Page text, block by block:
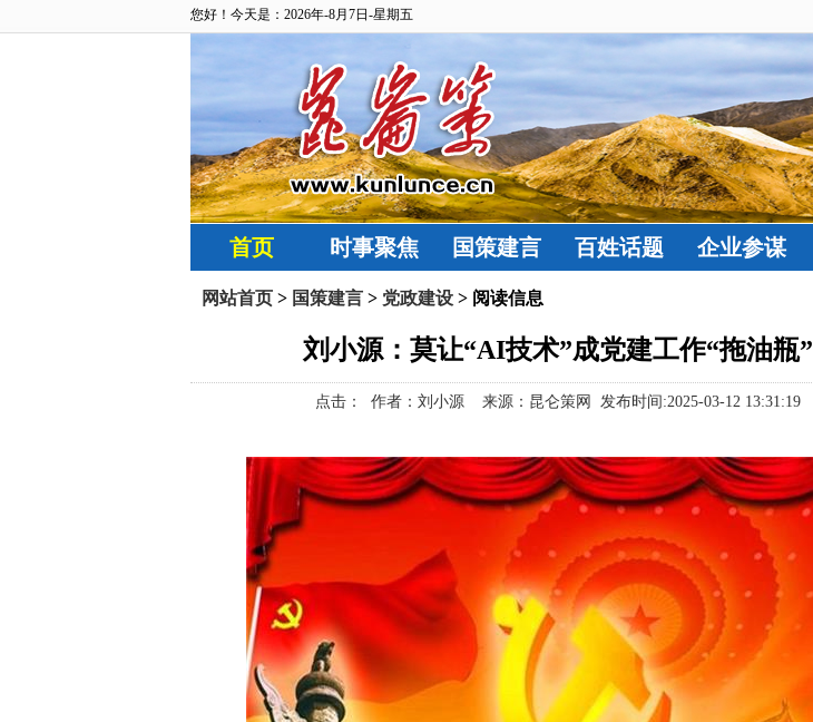
您好！今天是：2026年-8月7日-星期五
首页 时事聚焦 国策建言 百姓话题 企业参谋
网站首页 > 国策建言 > 党政建设 > 阅读信息
刘小源：莫让“AI技术”成党建工作“拖油瓶”
点击： 作者：刘小源 来源：昆仑策网 发布时间:2025-03-12 13:31:19